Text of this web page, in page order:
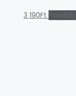
3 190Ft